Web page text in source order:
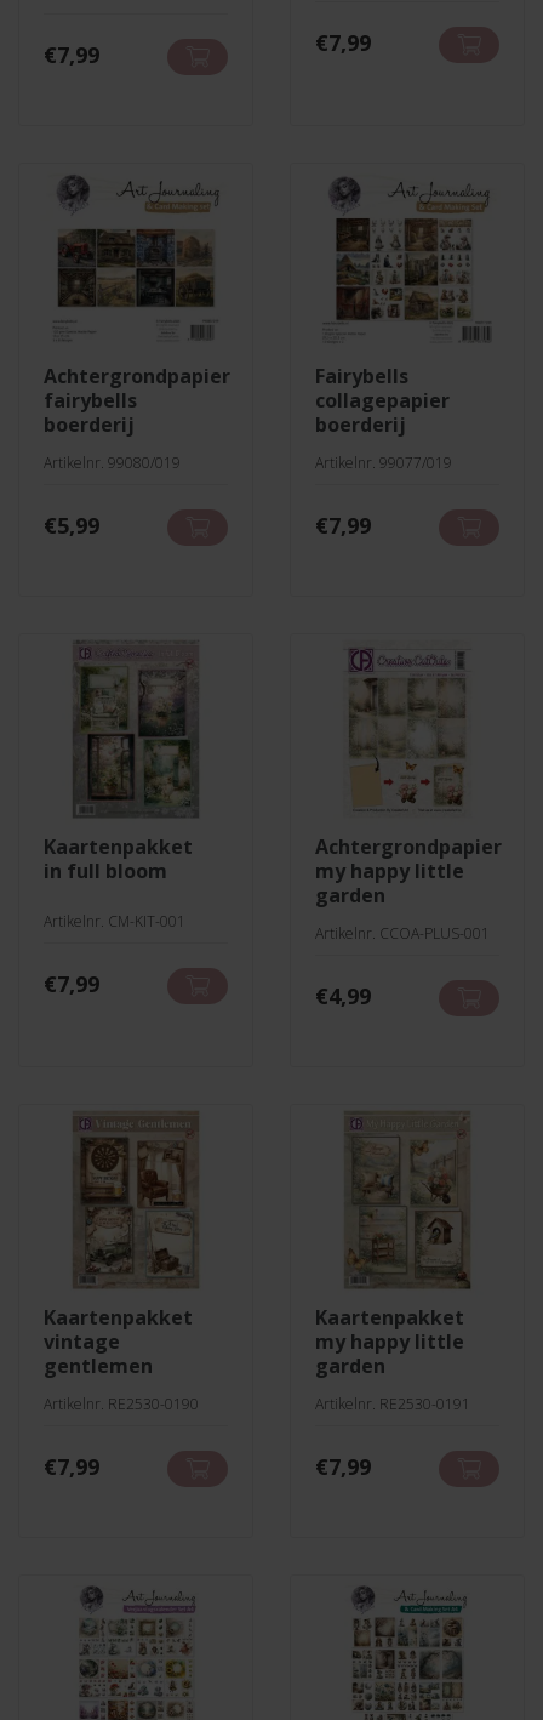
€7,99 €7,99
achtergrondpapier
fairybells
boerderij
Artikelnr. 99080/019
€5,99
fairybells
collagepapier
boerderij
Artikelnr. 99077/019
€7,99
kaartenpakket
in full bloom
Artikelnr. CM-KIT-001
€7,99
achtergrondpapier
my happy little
garden
Artikelnr. CCOA-PLUS-001
€4,99
kaartenpakket
vintage
gentlemen
Artikelnr. RE2530-0190
€7,99
kaartenpakket
my happy little
garden
Artikelnr. RE2530-0191
€7,99